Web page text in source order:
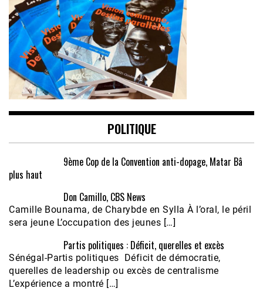
POLITIQUE
9ème Cop de la Convention anti-dopage, Matar Bâ
plus haut
Don Camillo, CBS News
Camille Bounama, de Charybde en Sylla À l’oral, le péril
sera jeune L’occupation des jeunes […]
Partis politiques : Déficit, querelles et excès
Sénégal-Partis politiques Déficit de démocratie,
querelles de leadership ou excès de centralisme
L’expérience a montré […]